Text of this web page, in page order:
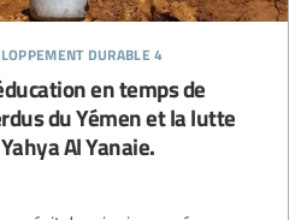
durable 4
en temps de
du Yémen et la lutte
Al Yanaie.